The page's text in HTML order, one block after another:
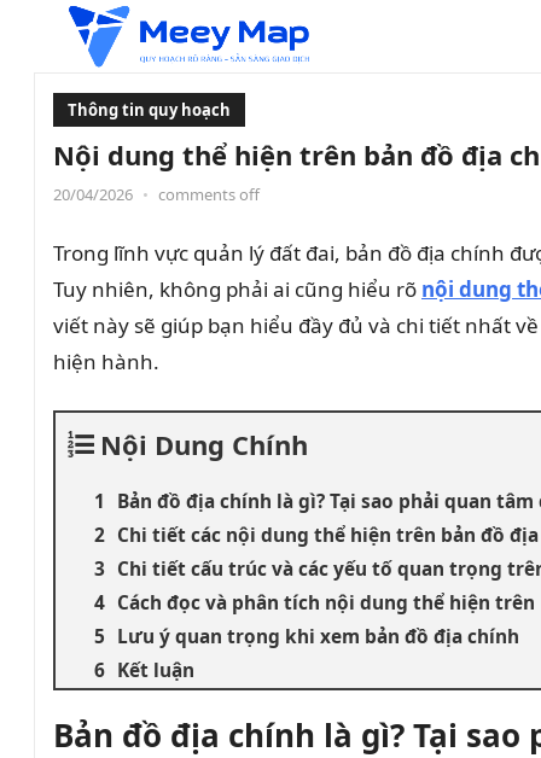
Thông tin quy hoạch
Nội dung thể hiện trên bản đồ địa
20/04/2026 • comments off
Trong lĩnh vực quản lý đất đai, bản đồ địa chính
Tuy nhiên, không phải ai cũng hiểu rõ nội dung
viết này sẽ giúp bạn hiểu đầy đủ và chi tiết nhất
hiện hành.
Nội Dung Chính
Bản đồ địa chính là gì? Tại sao phải quan
Chi tiết các nội dung thể hiện trên bản đồ
Chi tiết cấu trúc và các yếu tố quan trọng
Cách đọc và phân tích nội dung thể hiện
Lưu ý quan trọng khi xem bản đồ địa chính
Kết luận
Bản đồ địa chính là gì? Tại